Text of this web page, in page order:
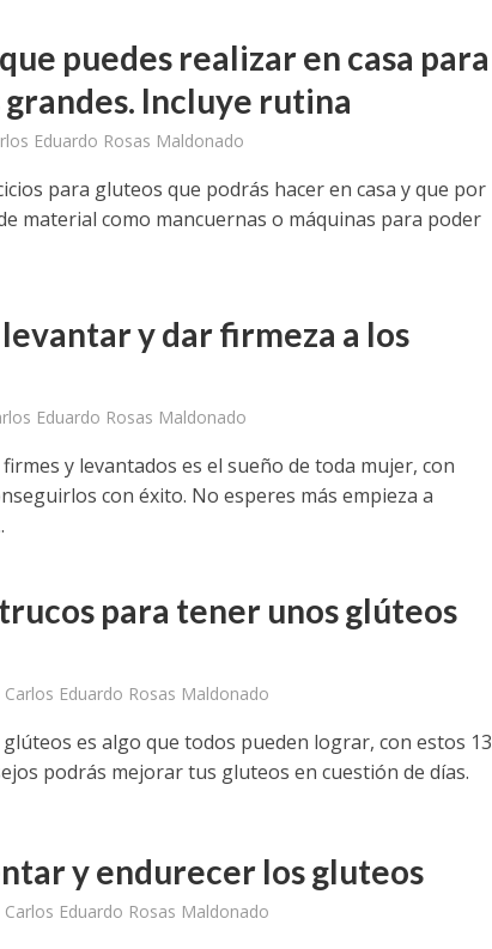
puedes realizar en casa para
Incluye rutina
Eduardo Rosas Maldonado
para gluteos que podrás hacer en casa y que por
material como mancuernas o máquinas para poder
y dar firmeza a los
Eduardo Rosas Maldonado
y levantados es el sueño de toda mujer, con
con éxito. No esperes más empieza a
para tener unos glúteos
Carlos Eduardo Rosas Maldonado
es algo que todos pueden lograr, con estos 13
podrás mejorar tus gluteos en cuestión de días.
y endurecer los gluteos
Carlos Eduardo Rosas Maldonado